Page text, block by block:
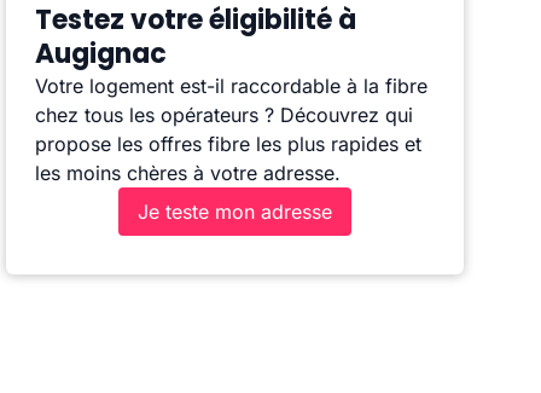
Testez votre éligibilité à
Augignac
Votre logement est-il raccordable à la fibre
chez tous les opérateurs ? Découvrez qui
propose les offres fibre les plus rapides et
les moins chères à votre adresse.
Je teste mon adresse